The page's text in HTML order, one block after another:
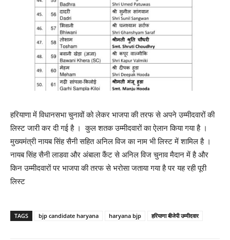
हरियाणा में विधानसभा चुनावों को लेकर भाजपा की तरफ से अपने उम्मीदवारों की
लिस्ट जारी कर दी गई है । कुल शतक उम्मीदवारों का ऐलान किया गया है ।
मुख्यमंत्री नायब सिंह सैनी सहित अनिल विज का नाम भी लिस्ट में शामिल है ।
नायब सिंह सैनी लाडवा और अंबाला कैंट से अनिल विज चुनाव मैदान में है और
किन उम्मीदवारों पर भाजपा की तरफ से भरोसा जताया गया है पर यह रही पूरी
लिस्ट
TAGS bjp candidate haryana haryana bjp हरियाणा बीजेपी उम्मीदवार